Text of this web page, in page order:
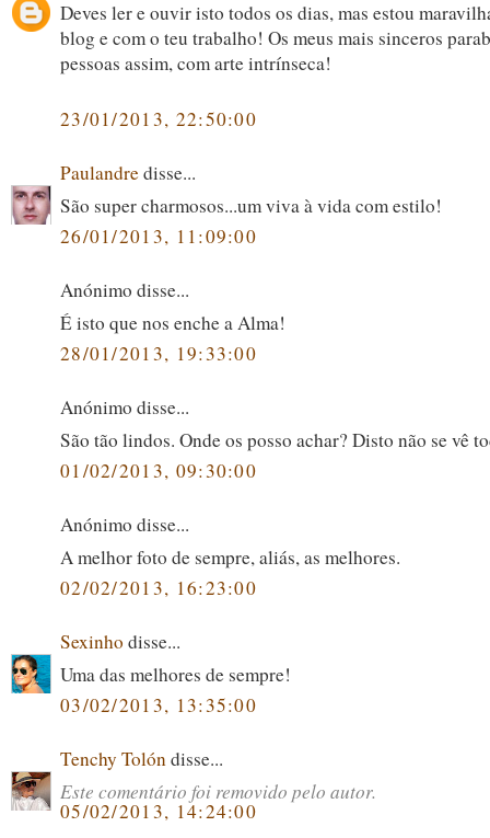
Deves ler e ouvir isto todos os dias, mas estou
blog e com o teu trabalho! Os meus mais sinceros
pessoas assim, com arte intrínseca!
23/01/2013, 22:50:00
Paulandredisse...
São super charmosos...um viva à vida com estilo!
26/01/2013, 11:09:00
Anónimo disse...
É isto que nos enche a Alma!
28/01/2013, 19:33:00
Anónimo disse...
São tão lindos. Onde os posso achar? Disto não se vê
01/02/2013, 09:30:00
Anónimo disse...
A melhor foto de sempre, aliás, as melhores.
02/02/2013, 16:23:00
Sexinho disse...
Uma das melhores de sempre!
03/02/2013, 13:35:00
Tenchy Tolóndisse...
Este comentário foi removido pelo autor.
05/02/2013, 14:24:00